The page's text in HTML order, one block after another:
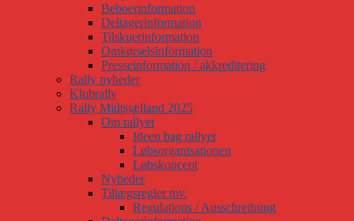
Beboerinformation
Deltagerinformation
Tilskuerinformation
Omkørselsinformation
Presseinformation / akkreditering
Rally nyheder
Klubrally
Rally Midtsjælland 2025
Om rallyet
Ideen bag rallyet
Løbsorganisationen
Løbskoncept
Nyheder
Tillægsregler mv.
Regulations / Ausschreibung